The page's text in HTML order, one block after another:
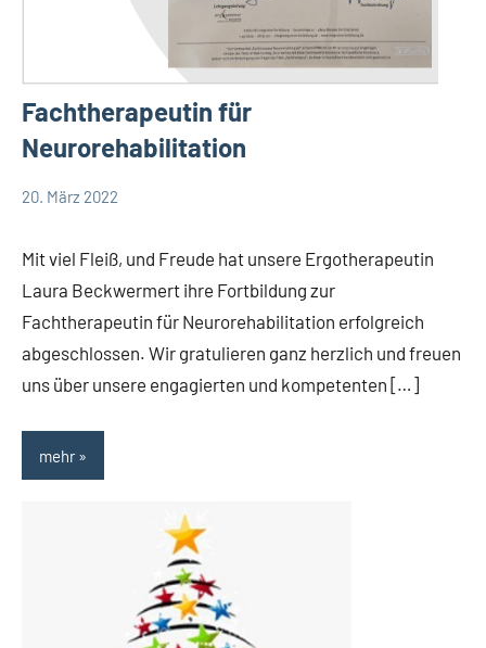
Fachtherapeutin für
Neurorehabilitation
20. März 2022
Mit viel Fleiß, und Freude hat unsere Ergotherapeutin
Laura Beckwermert ihre Fortbildung zur
Fachtherapeutin für Neurorehabilitation erfolgreich
abgeschlossen. Wir gratulieren ganz herzlich und freuen
uns über unsere engagierten und kompetenten […]
mehr